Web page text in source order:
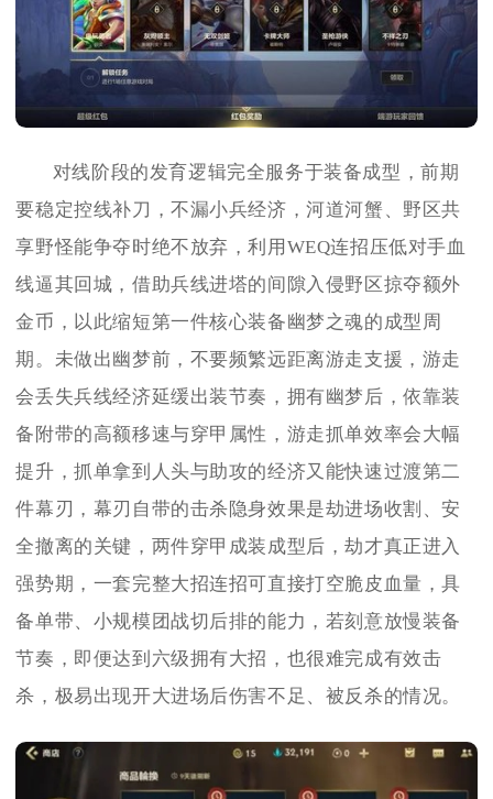
对线阶段的发育逻辑完全服务于装备成型，前期
要稳定控线补刀，不漏小兵经济，河道河蟹、野区共
享野怪能争夺时绝不放弃，利用WEQ连招压低对手血
线逼其回城，借助兵线进塔的间隙入侵野区掠夺额外
金币，以此缩短第一件核心装备幽梦之魂的成型周
期。未做出幽梦前，不要频繁远距离游走支援，游走
会丢失兵线经济延缓出装节奏，拥有幽梦后，依靠装
备附带的高额移速与穿甲属性，游走抓单效率会大幅
提升，抓单拿到人头与助攻的经济又能快速过渡第二
件幕刃，幕刃自带的击杀隐身效果是劫进场收割、安
全撤离的关键，两件穿甲成装成型后，劫才真正进入
强势期，一套完整大招连招可直接打空脆皮血量，具
备单带、小规模团战切后排的能力，若刻意放慢装备
节奏，即便达到六级拥有大招，也很难完成有效击
杀，极易出现开大进场后伤害不足、被反杀的情况。